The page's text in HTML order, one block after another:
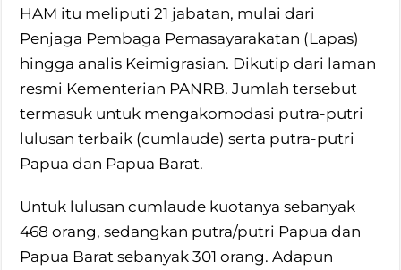
HAM itu meliputi 21 jabatan, mulai dari
Penjaga Pembaga Pemasayarakatan (Lapas)
hingga analis Keimigrasian. Dikutip dari laman
resmi Kementerian PANRB. Jumlah tersebut
termasuk untuk mengakomodasi putra-putri
lulusan terbaik (cumlaude) serta putra-putri
Papua dan Papua Barat.
Untuk lulusan cumlaude kuotanya sebanyak
468 orang, sedangkan putra/putri Papua dan
Papua Barat sebanyak 301 orang. Adapun